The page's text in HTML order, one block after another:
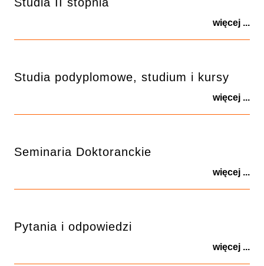
więcej ...
Studia podyplomowe, studium i kursy
więcej ...
Seminaria Doktoranckie
więcej ...
Pytania i odpowiedzi
więcej ...